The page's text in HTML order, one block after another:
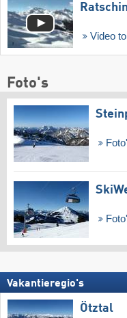
Video
Foto's
Vakantieregio's
Ötztal